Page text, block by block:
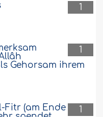
1
1
Gehorsam ihrem
1
Fitr (am Ende